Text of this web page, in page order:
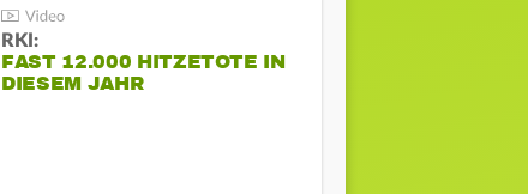
RKI:
FAST 12.000 HITZETOTE IN
DIESEM JAHR